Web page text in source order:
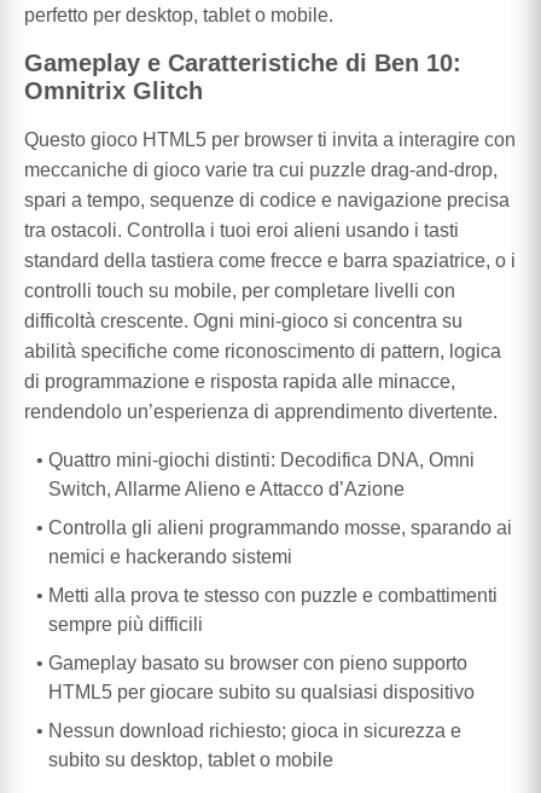
perfetto per desktop, tablet o mobile.
Gameplay e Caratteristiche di Ben 10:
Omnitrix Glitch
Questo gioco HTML5 per browser ti invita a interagire con
meccaniche di gioco varie tra cui puzzle drag-and-drop,
spari a tempo, sequenze di codice e navigazione precisa
tra ostacoli. Controlla i tuoi eroi alieni usando i tasti
standard della tastiera come frecce e barra spaziatrice, o i
controlli touch su mobile, per completare livelli con
difficoltà crescente. Ogni mini-gioco si concentra su
abilità specifiche come riconoscimento di pattern, logica
di programmazione e risposta rapida alle minacce,
rendendolo un’esperienza di apprendimento divertente.
Quattro mini-giochi distinti: Decodifica DNA, Omni
Switch, Allarme Alieno e Attacco d’Azione
Controlla gli alieni programmando mosse, sparando ai
nemici e hackerando sistemi
Metti alla prova te stesso con puzzle e combattimenti
sempre più difficili
Gameplay basato su browser con pieno supporto
HTML5 per giocare subito su qualsiasi dispositivo
Nessun download richiesto; gioca in sicurezza e
subito su desktop, tablet o mobile